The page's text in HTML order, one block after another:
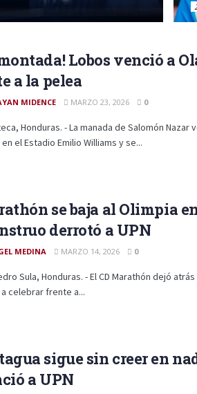
Lobos venció a
a la pelea
MIDENCE MARZO 23, 2026 0
Honduras. - La manada de Salomón Nazar
el Estadio Emilio Williams y se...
se baja al Olimpia
derrotó a UPN
MEDINA MARZO 14, 2026 0
Sula, Honduras. - El CD Marathón dejó
celebrar frente a...
sigue sin creer en
a UPN